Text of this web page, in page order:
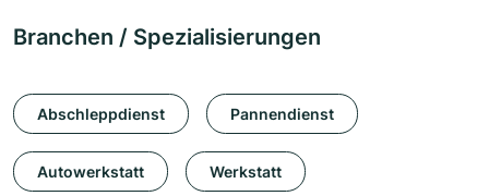
Branchen / Spezialisierungen
Abschleppdienst Pannendienst
Autowerkstatt Werkstatt